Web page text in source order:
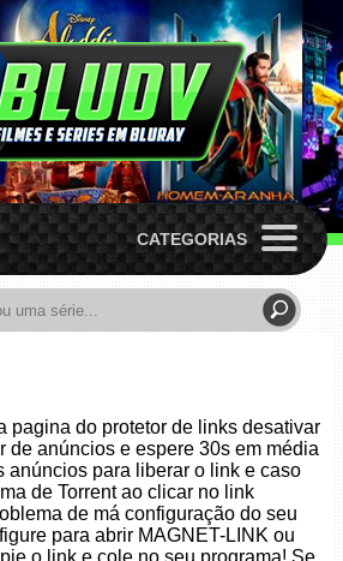
CATEGORIAS
pagina do protetor de links desativar
de anúncios e espere 30s em média
anúncios para liberar o link e caso
de Torrent ao clicar no link
de má configuração do seu
para abrir MAGNET-LINK ou
o link e cole no seu programa! Se